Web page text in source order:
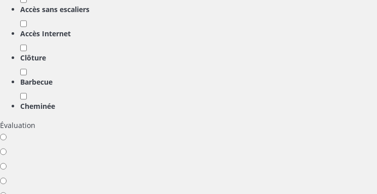
Accès sans escaliers
Accès Internet
Clôture
Barbecue
Cheminée
Évaluation